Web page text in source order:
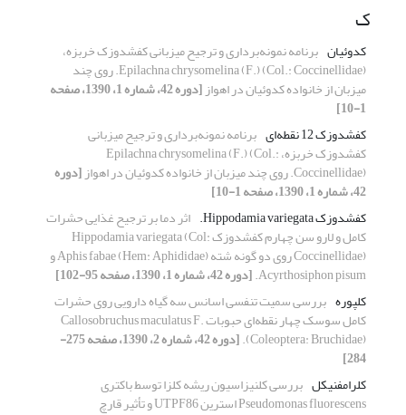
ک
کدوئیان برنامه نمونه‌برداری و ترجیح میزبانی کفشدوزک خربزه،
Epilachna chrysomelina (F.) (Col.: Coccinellidae). روی چند
میزبان از خانواده کدوئیان در اهواز [دوره 42، شماره 1، 1390، صفحه
1-10]
کفشدوزک 12 نقطه‌ای
برنامه نمونه‌برداری و ترجیح میزبانی
کفشدوزک خربزه، Epilachna chrysomelina (F.) (Col.:
Coccinellidae). روی چند میزبان از خانواده کدوئیان در اهواز [دوره
42، شماره 1، 1390، صفحه 1-10]
کفشدوزک Hippodamia variegata.
اثر دما بر ترجیح غذایی حشرات
کامل و لارو سن چهارم کفشدوزک Hippodamia variegata (Col:
Coccinellidae) روی دو گونه شته Aphis fabae (Hem: Aphididae) و
Acyrthosiphon pisum. [دوره 42، شماره 1، 1390، صفحه 95-102]
کلپوره بررسی سمیت تنفسی اسانس سه گیاه دارویی روی حشرات
کامل سوسک چهار نقطه‌ای حبوبات Callosobruchus maculatus F.
(Coleoptera: Bruchidae). [دوره 42، شماره 2، 1390، صفحه 275-
284]
کلرامفنیکل بررسی کلنیزاسیون ریشه کلزا توسط باکتری
Pseudomonas fluorescens استرین UTPF86 و تأثیر قارچ